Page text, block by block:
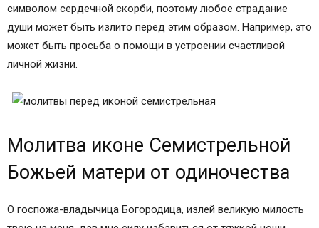
символом сердечной скорби, поэтому любое страдание
души может быть излито перед этим образом. Например, это
может быть просьба о помощи в устроении счастливой
личной жизни.
Молитва иконе Семистрельной
Божьей матери от одиночества
О госпожа-владычица Богородица, излей великую милость